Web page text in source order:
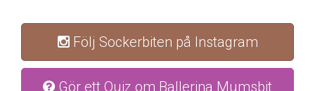
Följ Sockerbiten på Instagram
Gör ett Quiz om Ballerina Mumsbit